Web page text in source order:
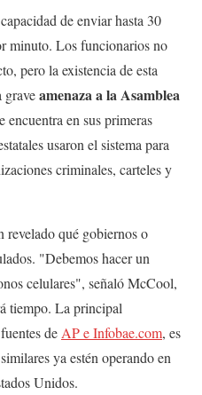
de enviar hasta 30
minuto. Los funcionarios no
pero la existencia de esta
graveamenaza a la Asamblea
encuentra en sus primeras
usaron el sistema para
criminales, carteles y
revelado qué gobiernos o
"Debemos hacer un
celulares", señaló McCool,
tiempo. La principal
de AP e Infobae.com, es
ya estén operando en
Unidos.